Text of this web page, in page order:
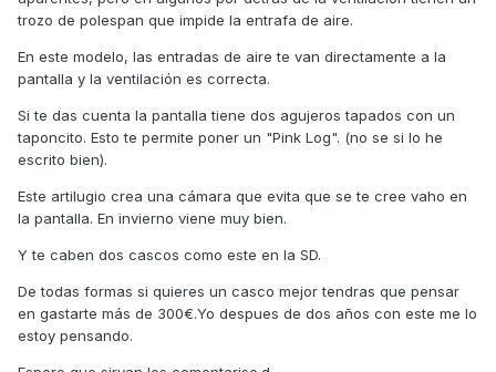
trozo de polespan que impide la entrafa de aire.
En este modelo, las entradas de aire te van directamente a la
pantalla y la ventilación es correcta.
Si te das cuenta la pantalla tiene dos agujeros tapados con un
taponcito. Esto te permite poner un "Pink Log". (no se si lo he
escrito bien).
Este artilugio crea una cámara que evita que se te cree vaho en
la pantalla. En invierno viene muy bien.
Y te caben dos cascos como este en la SD.
De todas formas si quieres un casco mejor tendras que pensar
en gastarte más de 300€.Yo despues de dos años con este me lo
estoy pensando.